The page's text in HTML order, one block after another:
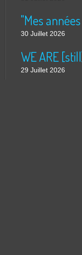
"Mes
30 Juillet 2026
WE ARE
29 Juillet 2026